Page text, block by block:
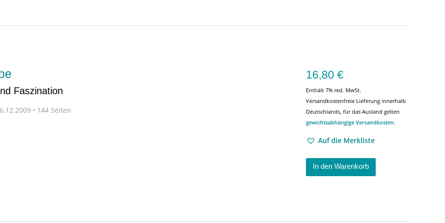
Faszination
• 144 Seiten
16,80 €
Enthält 7% red. MwSt.
Versandkostenfreie Lieferung innerhalb
Deutschlands, für das Ausland gelten
gewichtsabhängige Versandkosten.
Auf die Merkliste
In den Warenkorb